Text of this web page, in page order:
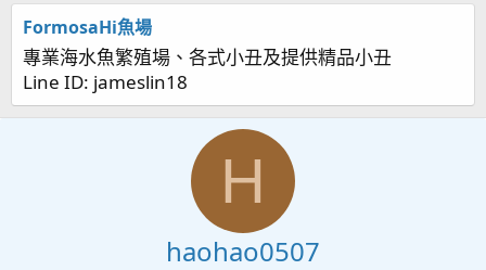
FormosaHi魚場
專業海水魚繁殖場、各式小丑及提供精品小丑
Line ID: jameslin18
H
haohao0507